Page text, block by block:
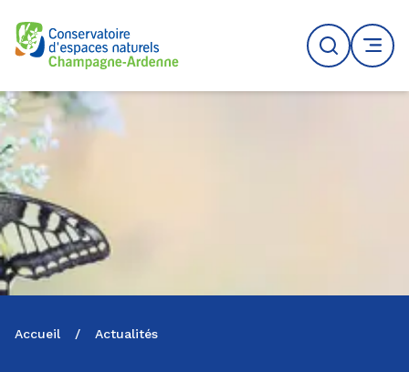
Logo du CENCA
Recherche
MENU
Accueil / Actualités